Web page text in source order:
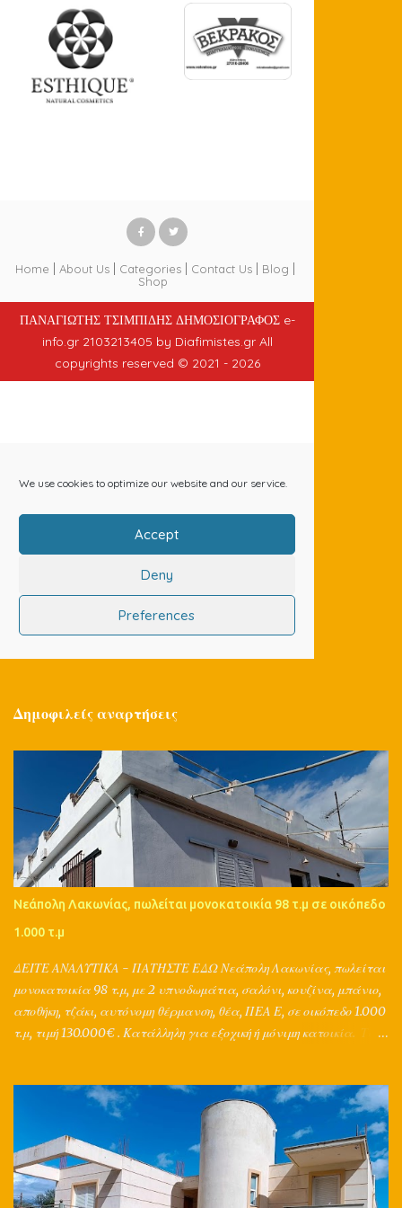
Δημοφιλείς αναρτήσεις
Νεάπολη Λακωνίας, πωλείται μονοκατοικία 98 τ.μ σε οικόπεδο
1.000 τ.μ
ΔΕΙΤΕ ΑΝΑΛΥΤΙΚΑ - ΠΑΤΗΣΤΕ ΕΔΩ Νεάπολη Λακωνίας, πωλείται
μονοκατοικία 98 τ.μ, με 2 υπνοδωμάτια, σαλόνι, κουζίνα, μπάνιο,
αποθήκη, τζάκι, αυτόνομη θέρμανση, θέα, ΠΕΑ Ε, σε οικόπεδο 1.000
τ.μ, τιμή 130.000€ . Κατάλληλη για εξοχική ή μόνιμη κατοικία. Τα
αγoρά, πώληση, ενοικίαση, αντιπαροχή, ανταλλαγή, διαχείριση,
εκτίμηση, δανειοδότηση, ασφάλιση ενός ακινήτου, με τη
συνεργασία μηχανικών, συμβολαιογράφων, δικηγόρων, τεχνικών,
λογιστών, τραπεζών και ασφαλιστικών εταιριών. Παράλληλα
παρέχουν μια ολοκληρωμένη διαφημιστική στρατηγική για το